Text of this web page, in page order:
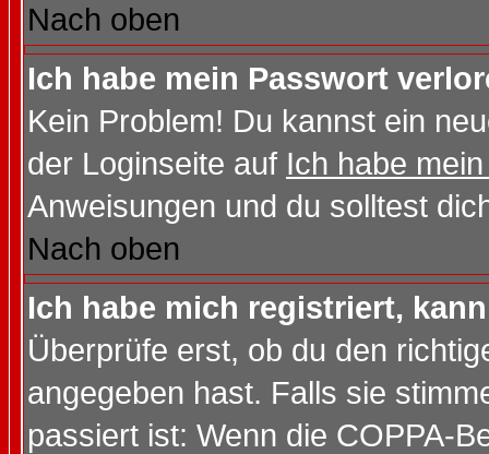
Nach oben
Ich habe mein Passwort
Kein Problem! Du kannst ein
der Loginseite auf Ich habe
Anweisungen und du solltest
Nach oben
Ich habe mich registriert,
Überprüfe erst, ob du den
angegeben hast. Falls sie
passiert ist: Wenn die COPPA-